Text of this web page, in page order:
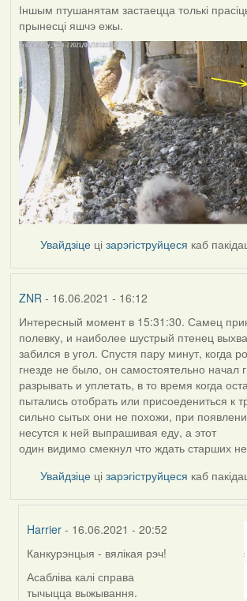
Іншым птушанятам застаецца толькі
прынесці яшчэ ежы.
Увайдзіце цізарэгіструйцеся каб
ZNR - 16.06.2021 - 16:12
Интересный момент в 15:31:30. Самец
полевку, и наиболее шустрый птенец
забился в угол. Спустя пару минут, когда
гнезде не было, он самостоятельно начал
разрывать и уплетать, в то время когда
пытались отобрать или присоедениться к
сильно сытых они не похожи, при
несутся к ней выпрашивая еду, а этот
один видимо смекнул что ждать старших
Увайдзіце цізарэгіструйцеся каб
Harrier - 16.06.2021 - 20:52
In
reply
to
Канкурэнцыя - вялікая рэч!
Асабліва калі справа
тычыцца выжывання.